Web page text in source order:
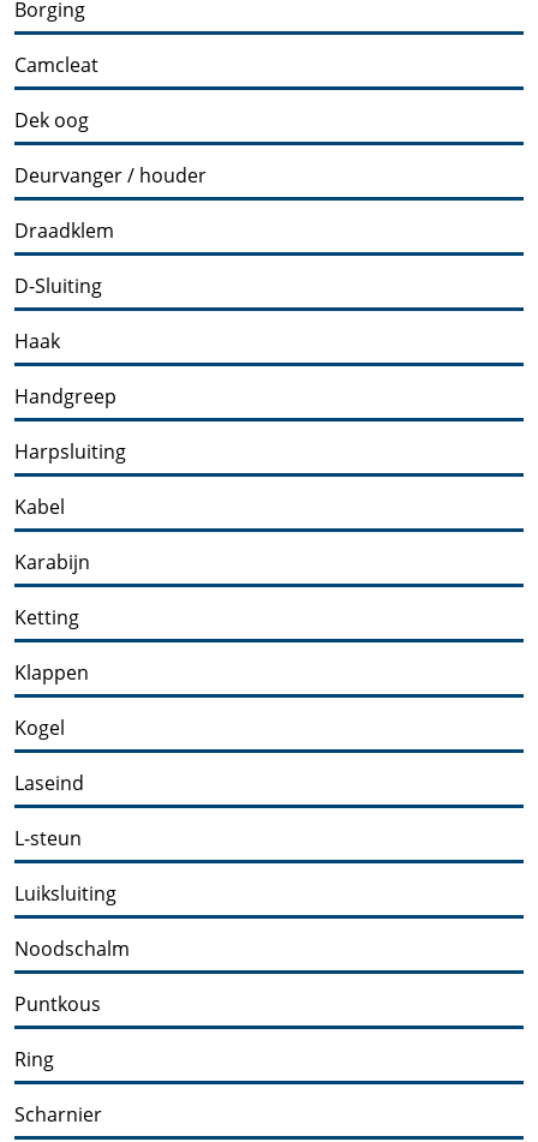
Borging
Camcleat
Dek oog
Deurvanger / houder
Draadklem
D-Sluiting
Haak
Handgreep
Harpsluiting
Kabel
Karabijn
Ketting
Klappen
Kogel
Laseind
L-steun
Luiksluiting
Noodschalm
Puntkous
Ring
Scharnier